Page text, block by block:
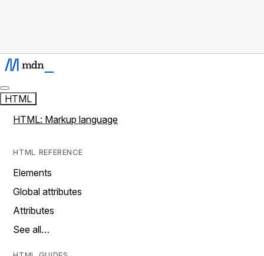
HTML
HTML: Markup language
HTML REFERENCE
Elements
Global attributes
Attributes
See all…